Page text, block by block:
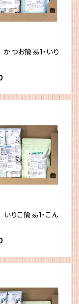
つお簡易1・いり
りこ簡易1・こん